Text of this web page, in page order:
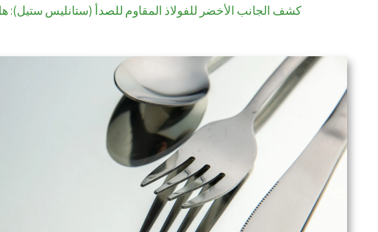
كشف الجانب الأخضر للفولاذ المقاوم للصدأ (ستانليس ستيل):